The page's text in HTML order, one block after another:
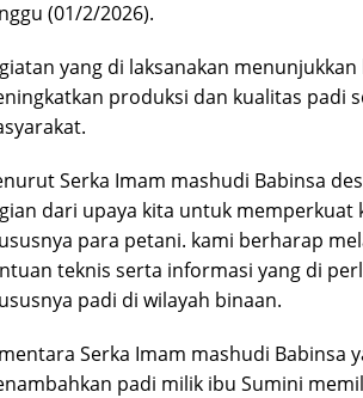
(01/2/2026).
yang di laksanakan
produksi dan kualitas padi
Serka Imam mashudi Babinsa
dari upaya kita untuk memperkuat
para petani. kami berharap
teknis serta informasi yang di
padi di wilayah binaan.
Serka Imam mashudi
padi milik ibu Sumini